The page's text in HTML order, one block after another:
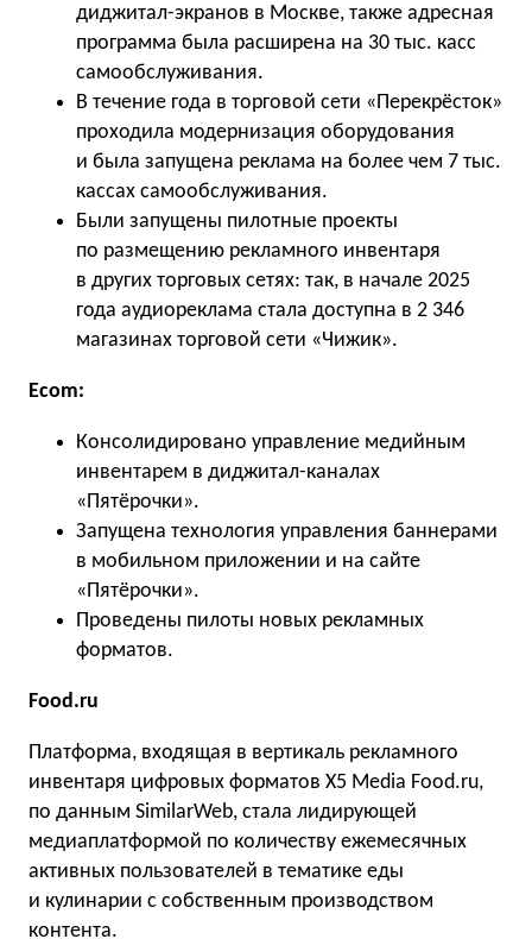
диджитал-экранов в Москве, также адресная
программа была расширена на 30 тыс. касс
самообслуживания.
В течение года в торговой сети «Перекрёсток»
проходила модернизация оборудования
и была запущена реклама на более чем 7 тыс.
кассах самообслуживания.
Были запущены пилотные проекты
по размещению рекламного инвентаря
в других торговых сетях: так, в начале 2025
года аудиореклама стала доступна в 2 346
магазинах торговой сети «Чижик».
Ecom:
Консолидировано управление медийным
инвентарем в диджитал-каналах
«Пятёрочки».
Запущена технология управления баннерами
в мобильном приложении и на сайте
«Пятёрочки».
Проведены пилоты новых рекламных
форматов.
Food.ru
Платформа, входящая в вертикаль рекламного
инвентаря цифровых форматов X5 Media Food.ru,
по данным SimilarWeb, стала лидирующей
медиаплатформой по количеству ежемесячных
активных пользователей в тематике еды
и кулинарии с собственным производством
контента.